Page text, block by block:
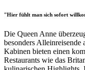
"Hier fühlt man sich sofort
Die Queen Anne
besonders
Kabinen bieten einen
Restaurants wie das